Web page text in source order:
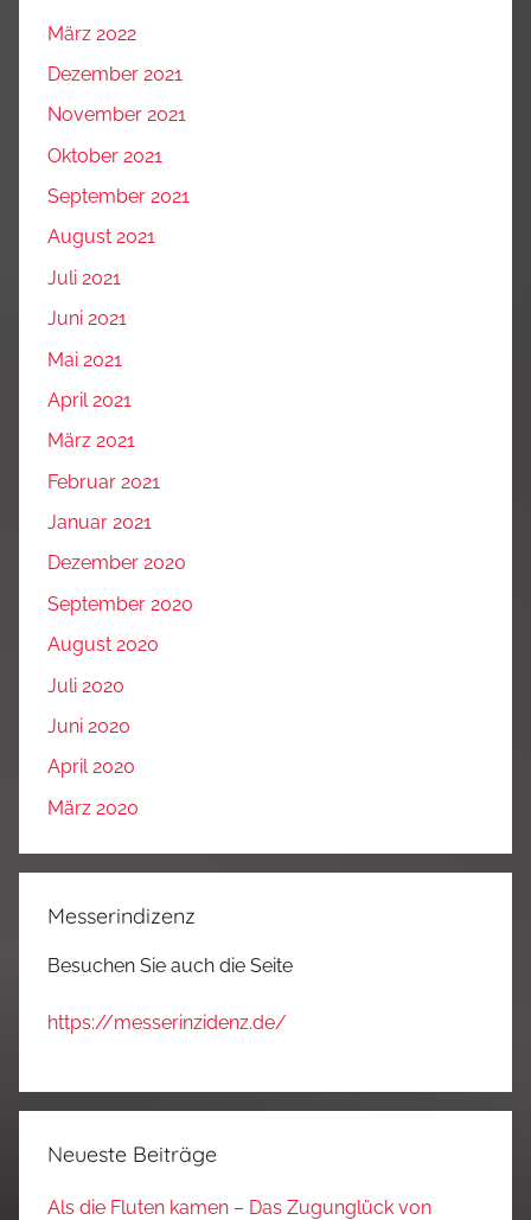
März 2022
Dezember 2021
November 2021
Oktober 2021
September 2021
August 2021
Juli 2021
Juni 2021
Mai 2021
April 2021
März 2021
Februar 2021
Januar 2021
Dezember 2020
September 2020
August 2020
Juli 2020
Juni 2020
April 2020
März 2020
Messerindizenz
Besuchen Sie auch die Seite
https://messerinzidenz.de/
Neueste Beiträge
Als die Fluten kamen – Das Zugunglück von